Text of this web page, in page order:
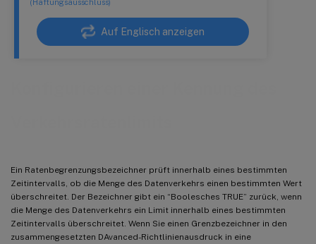
(Haftungsausschluss)
Auf Englisch anzeigen
Ein Ratenbegrenzungsbezeichner prüft innerhalb eines bestimmten
Zeitintervalls, ob die Menge des Datenverkehrs einen bestimmten Wert
überschreitet. Der Bezeichner gibt ein “Boolesches TRUE” zurück, wenn
die Menge des Datenverkehrs ein Limit innerhalb eines bestimmten
Zeitintervalls überschreitet. Wenn Sie einen Grenzbezeichner in den
zusammengesetzten DAvanced-Richtlinienausdruck in eine